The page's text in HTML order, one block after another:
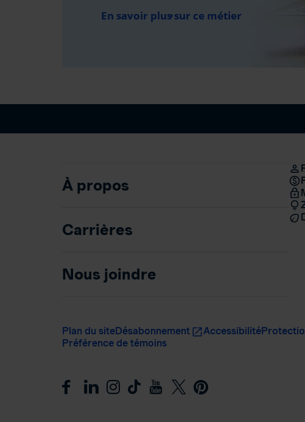
En savoir plus sur ce métier
À propos
Carrières
Nous joindre
Plan du siteDésabonnement Accessibilité
Préférence de témoins